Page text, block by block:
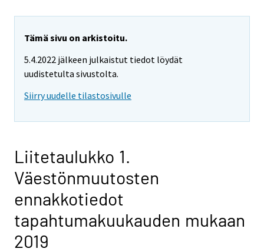
Tämä sivu on arkistoitu.
5.4.2022 jälkeen julkaistut tiedot löydät
uudistetulta sivustolta.
Siirry uudelle tilastosivulle
Liitetaulukko 1.
Väestönmuutosten
ennakkotiedot
tapahtumakuukauden mukaan
2019